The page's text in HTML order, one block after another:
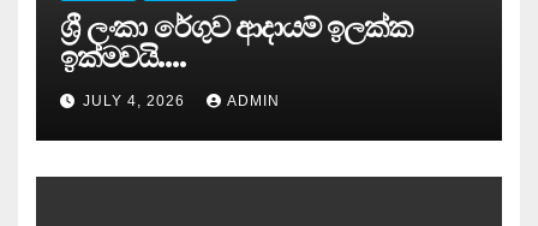
ශ්‍රී ලංකා රේගුව ආදායම් ඉලක්ක
ඉක්මවයි….
JULY 4, 2026 ADMIN